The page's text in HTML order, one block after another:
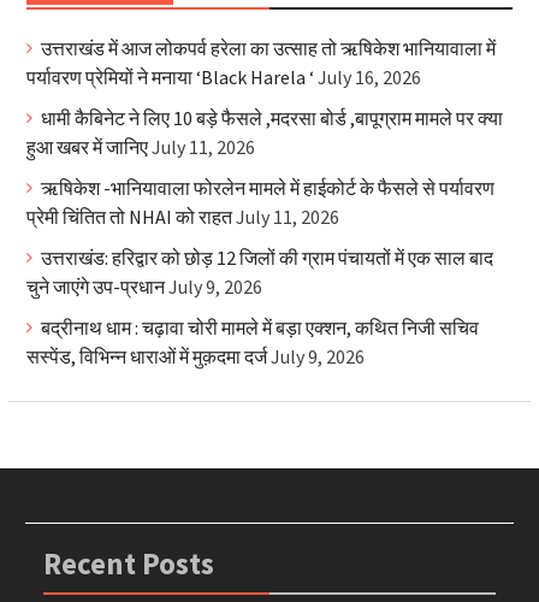
उत्तराखंड में आज लोकपर्व हरेला का उत्साह तो ऋषिकेश भानियावाला में
पर्यावरण प्रेमियों ने मनाया ‘Black Harela ‘ July 16, 2026
धामी कैबिनेट ने लिए 10 बड़े फैसले ,मदरसा बोर्ड ,बापूग्राम मामले पर क्या
हुआ खबर में जानिएJuly 11, 2026
ऋषिकेश -भानियावाला फोरलेन मामले में हाईकोर्ट के फैसले से पर्यावरण
प्रेमी चिंतित तो NHAI को राहतJuly 11, 2026
उत्तराखंड: हरिद्वार को छोड़ 12 जिलों की ग्राम पंचायतों में एक साल बाद
चुने जाएंगे उप-प्रधानJuly 9, 2026
बद्रीनाथ धाम : चढ़ावा चोरी मामले में बड़ा एक्शन, कथित निजी सचिव
सस्पेंड, विभिन्न धाराओं में मुक़दमा दर्जJuly 9, 2026
Recent Posts